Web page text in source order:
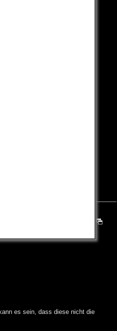
Ihre Stadt und Ihre Sprache)
es sein, dass diese nicht die